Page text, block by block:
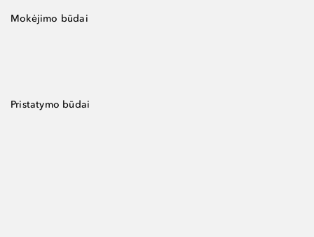
Mokėjimo būdai
Pristatymo būdai